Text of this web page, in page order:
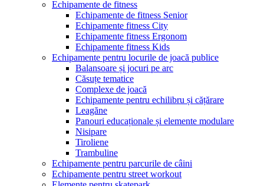
Echipamente de fitness
Echipamente de fitness Senior
Echipamente fitness City
Echipamente fitness Ergonom
Echipamente fitness Kids
Echipamente pentru locurile de joacă publice
Balansoare și jocuri pe arc
Căsuțe tematice
Complexe de joacă
Echipamente pentru echilibru și cățărare
Leagăne
Panouri educaționale și elemente modulare
Nisipare
Tiroliene
Trambuline
Echipamente pentru parcurile de câini
Echipamente pentru street workout